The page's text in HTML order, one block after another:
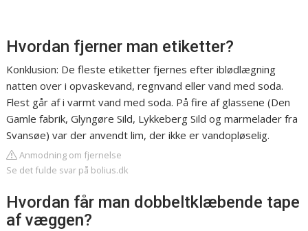
Hvordan fjerner man etiketter?
Konklusion: De fleste etiketter fjernes efter iblødlægning
natten over i opvaskevand, regnvand eller vand med soda.
Flest går af i varmt vand med soda. På fire af glassene (Den
Gamle fabrik, Glyngøre Sild, Lykkeberg Sild og marmelader fra
Svansøe) var der anvendt lim, der ikke er vandopløselig.
Anmodning om fjernelse
Se det fulde svar på bolius.dk
Hvordan får man dobbeltklæbende tape
af væggen?